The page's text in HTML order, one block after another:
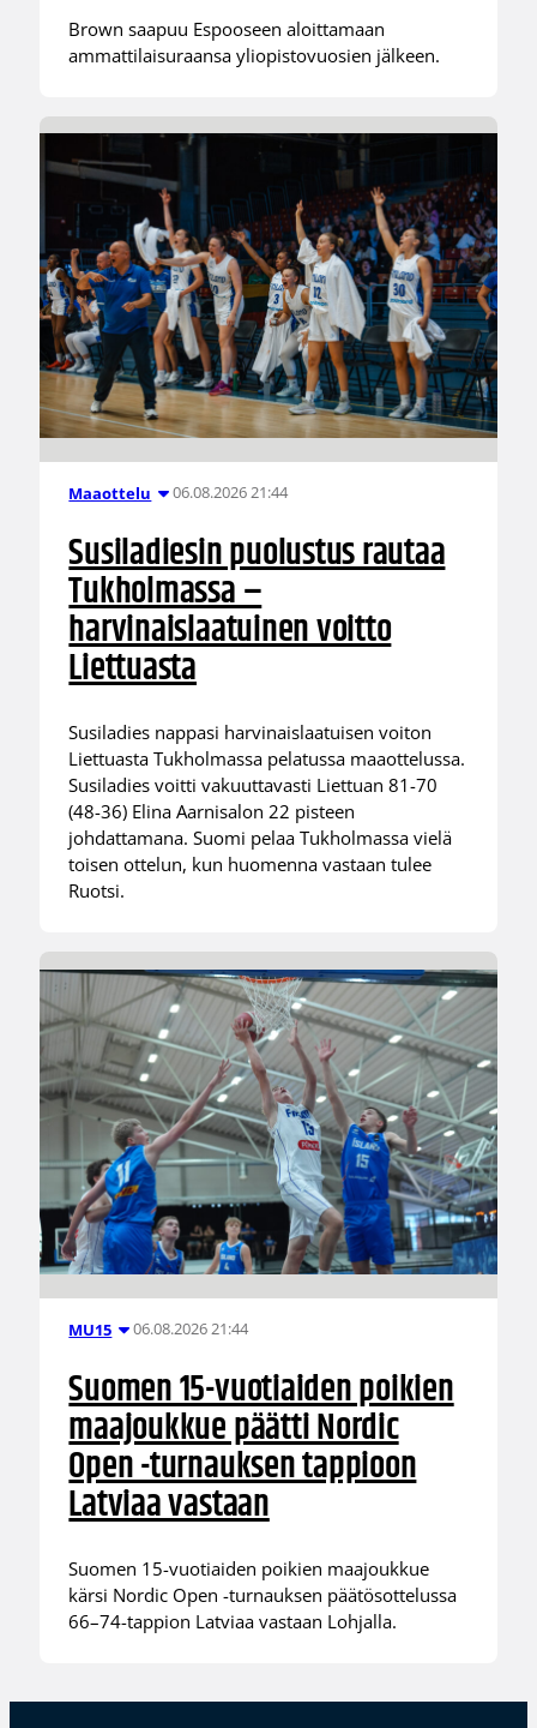
Brown saapuu Espooseen aloittamaan
ammattilaisuraansa yliopistovuosien jälkeen.
Maaottelu 06.08.2026 21:44
Susiladiesin puolustus rautaa
Tukholmassa –
harvinaislaatuinen voitto
Liettuasta
Susiladies nappasi harvinaislaatuisen voiton
Liettuasta Tukholmassa pelatussa maaottelussa.
Susiladies voitti vakuuttavasti Liettuan 81-70
(48-36) Elina Aarnisalon 22 pisteen
johdattamana. Suomi pelaa Tukholmassa vielä
toisen ottelun, kun huomenna vastaan tulee
Ruotsi.
MU15 06.08.2026 21:44
Suomen 15-vuotiaiden poikien
maajoukkue päätti Nordic
Open -turnauksen tappioon
Latviaa vastaan
Suomen 15-vuotiaiden poikien maajoukkue
kärsi Nordic Open -turnauksen päätösottelussa
66–74-tappion Latviaa vastaan Lohjalla.